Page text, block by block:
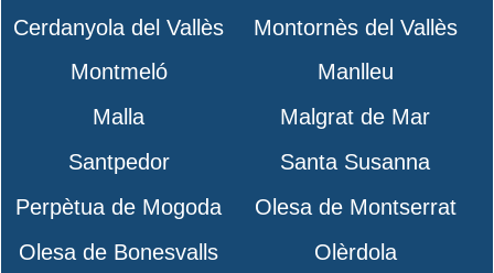
Cerdanyola del Vallès
Montornès del Vallès
Montmeló
Manlleu
Malla
Malgrat de Mar
Santpedor
Santa Susanna
Perpètua de Mogoda
Olesa de Montserrat
Olesa de Bonesvalls
Olèrdola